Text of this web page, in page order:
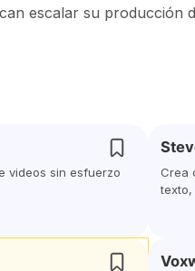
escalar su producción
videos sin esfuerzo
Crea
texto,